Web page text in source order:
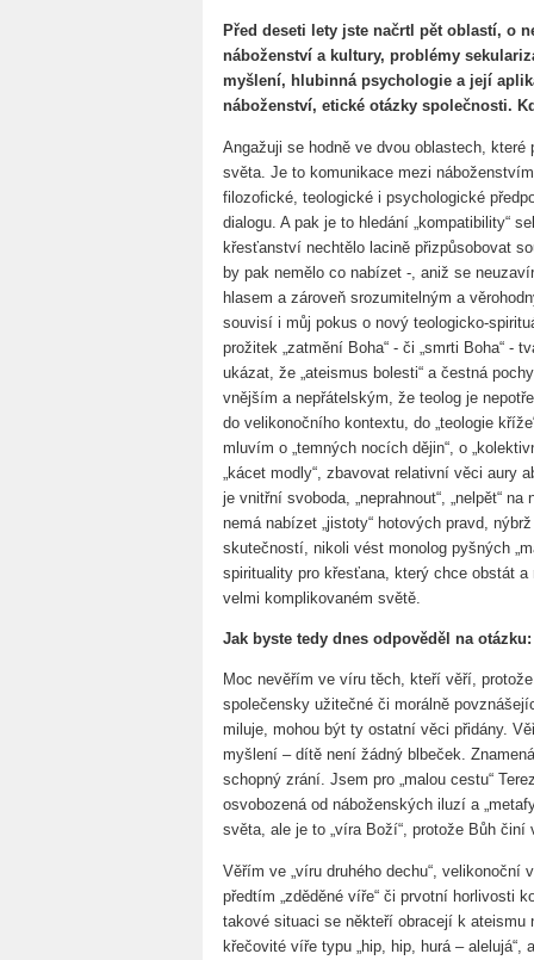
Před deseti lety jste načrtl pět oblastí, o
náboženství a kultury, problémy
myšlení, hlubinná psychologie a její
náboženství, etické otázky společnosti.
Angažuji se hodně ve dvou oblastech,
světa. Je to komunikace mezi
filozofické, teologické i psychologické
dialogu. A pak je to hledání „kompatibility“
křesťanství nechtělo lacině přizpůsobovat
by pak nemělo co nabízet -, aniž se
hlasem a zároveň srozumitelným a
souvisí i můj pokus o nový teologicko-
prožitek „zatmění Boha“ - či „smrti Boha“ -
ukázat, že „ateismus bolesti“ a čestná
vnějším a nepřátelským, že teolog je
do velikonočního kontextu, do „teologie
mluvím o „temných nocích dějin“, o
„kácet modly“, zbavovat relativní věci aury
je vnitřní svoboda, „neprahnout“, „nelpět“
nemá nabízet „jistoty“ hotových pravd,
skutečností, nikoli vést monolog pyšných
spirituality pro křesťana, který chce obstát
velmi komplikovaném světě.
Jak byste tedy dnes odpověděl na
Moc nevěřím ve víru těch, kteří věří,
společensky užitečné či morálně
miluje, mohou být ty ostatní věci přidány.
myšlení – dítě není žádný blbeček.
schopný zrání. Jsem pro „malou cestu“
osvobozená od náboženských iluzí a
světa, ale je to „víra Boží“, protože Bůh
Věřím ve „víru druhého dechu“, velikonoční
předtím „zděděné víře“ či prvotní horlivosti
takové situaci se někteří obracejí k ateismu
křečovité víře typu „hip, hip, hurá –